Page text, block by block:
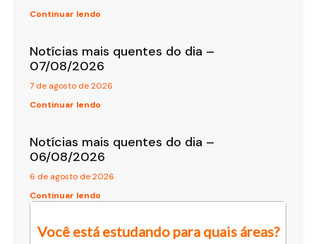
Continuar lendo
Notícias mais quentes do dia –
07/08/2026
7 de agosto de 2026
Continuar lendo
Notícias mais quentes do dia –
06/08/2026
6 de agosto de 2026
Continuar lendo
Você está estudando para quais áreas?